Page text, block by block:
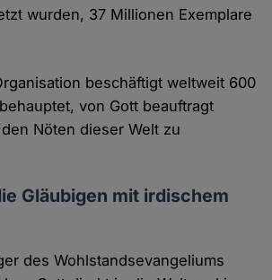
wurden, 37 Millionen Exemplare
beschäftigt weltweit 600
von Gott beauftragt
Nöten dieser Welt zu
Gläubigen mit irdischem
des Wohlstandsevangeliums